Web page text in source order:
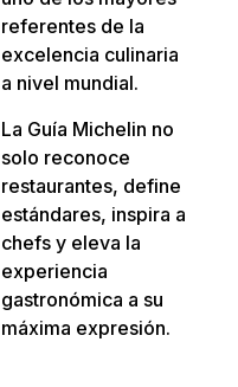
referentes de la
excelencia culinaria
a nivel mundial.
La Guía Michelin no
solo reconoce
restaurantes, define
estándares, inspira a
chefs y eleva la
experiencia
gastronómica a su
máxima expresión.